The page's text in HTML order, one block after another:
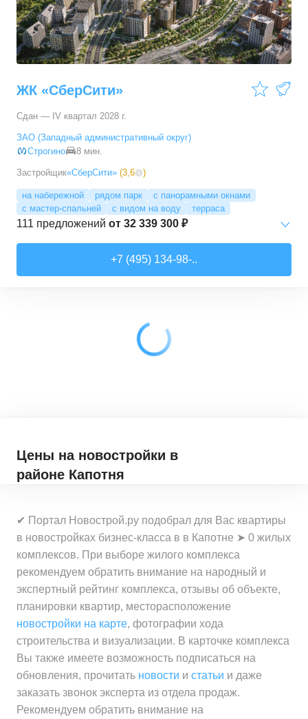
4-комн. кв. от64 898 880 ₽
117,64–121,08м² 2 предложения
ЖК «СберСити»
Сдан — IV квартал 2028 г.
ЗАО (Западный административный округ)
Строгино
8 мин.
Застройщик«СберСити» (3,6 )
на набережной рядом парк
с панорамными окнами
с мастер-спальней
с видом на воду терраса
111 предложений от 32 339 300 ₽
4-комн. кв.
121,79
5+ комн. кв. от103 333 650 ₽
178,5–178,5м² 1 предложение
+7 (495) 134-98-..
Цены на новостройки в
районе Капотня
✔ Портал Новострой.ру подобрал для Вас квартиры
в новостройках бизнес-класса в в Капотне ➤ 0 жилых
комплексов. При выборе жилого комплекса
рекомендуем обратить внимание на народный и
экспертный рейтинг комплекса, отзывы об объекте,
планировки квартир, месторасположение
новостройки на карте, фотографии хода
строительства и визуализации. В карточке комплекса
Вы также имеете возможность подписаться на
обновления, прочитать новости и статьи и даже
заказать звонок эксперта из отдела продаж.
Рекомендуем обратить внимание на